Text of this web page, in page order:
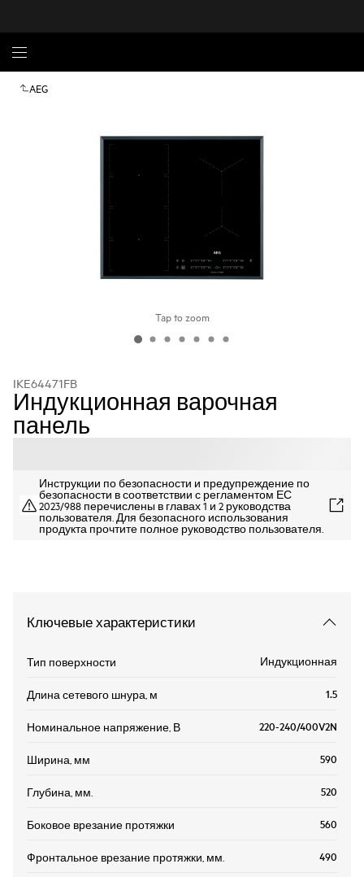
AEG
Tap to zoom
IKE64471FB
Индукционная варочная
панель
Инструкции по безопасности и предупреждение по
безопасности в соответствии с регламентом ЕС
2023/988 перечислены в главах 1 и 2 руководства
пользователя. Для безопасного использования
продукта прочтите полное руководство пользователя.
Ключевые характеристики
Тип поверхности Индукционная
Длина сетевого шнура, м 1.5
Номинальное напряжение, В 220-240/400V2N
Ширина, мм 590
Глубина, мм. 520
Боковое врезание протяжки 560
Фронтальное врезание протяжки, мм. 490